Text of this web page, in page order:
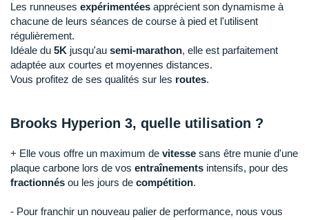
Les runneuses expérimentées apprécient son dynamisme à
chacune de leurs séances de course à pied et l'utilisent
régulièrement.
Idéale du 5K jusqu'au semi-marathon, elle est parfaitement
adaptée aux courtes et moyennes distances.
Vous profitez de ses qualités sur les routes.
Brooks Hyperion 3, quelle utilisation ?
+ Elle vous offre un maximum de vitesse sans être munie d'une
plaque carbone lors de vos entraînements intensifs, pour des
fractionnés ou les jours de compétition.
- Pour franchir un nouveau palier de performance, nous vous
Petzl
Polar
Puma
Reebok
Salomon
Saucony
Saxx